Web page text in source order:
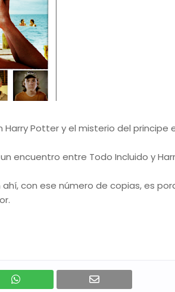
Potter y el misterio del principe
encuentro entre Todo Incluido y
con ese número de copias, es